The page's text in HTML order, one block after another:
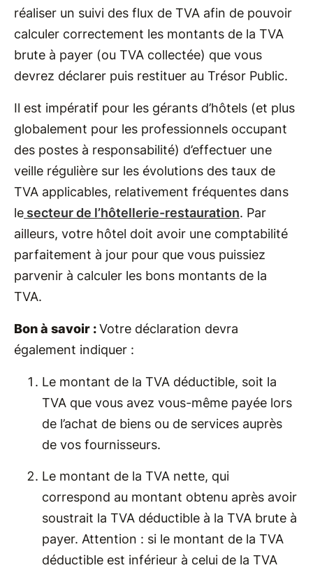
réaliser un suivi des flux de TVA afin de pouvoir
calculer correctement les montants de la TVA
brute à payer (ou TVA collectée) que vous
devrez déclarer puis restituer au Trésor Public.
Il est impératif pour les gérants d’hôtels (et plus
globalement pour les professionnels occupant
des postes à responsabilité) d’effectuer une
veille régulière sur les évolutions des taux de
TVA applicables, relativement fréquentes dans
le secteur de l’hôtellerie-restauration. Par
ailleurs, votre hôtel doit avoir une comptabilité
parfaitement à jour pour que vous puissiez
parvenir à calculer les bons montants de la
TVA.
Bon à savoir :Votre déclaration devra
également indiquer :
Le montant de la TVA déductible, soit la
TVA que vous avez vous-même payée lors
de l’achat de biens ou de services auprès
de vos fournisseurs.
Le montant de la TVA nette, qui
correspond au montant obtenu après avoir
soustrait la TVA déductible à la TVA brute à
payer. Attention : si le montant de la TVA
déductible est inférieur à celui de la TVA